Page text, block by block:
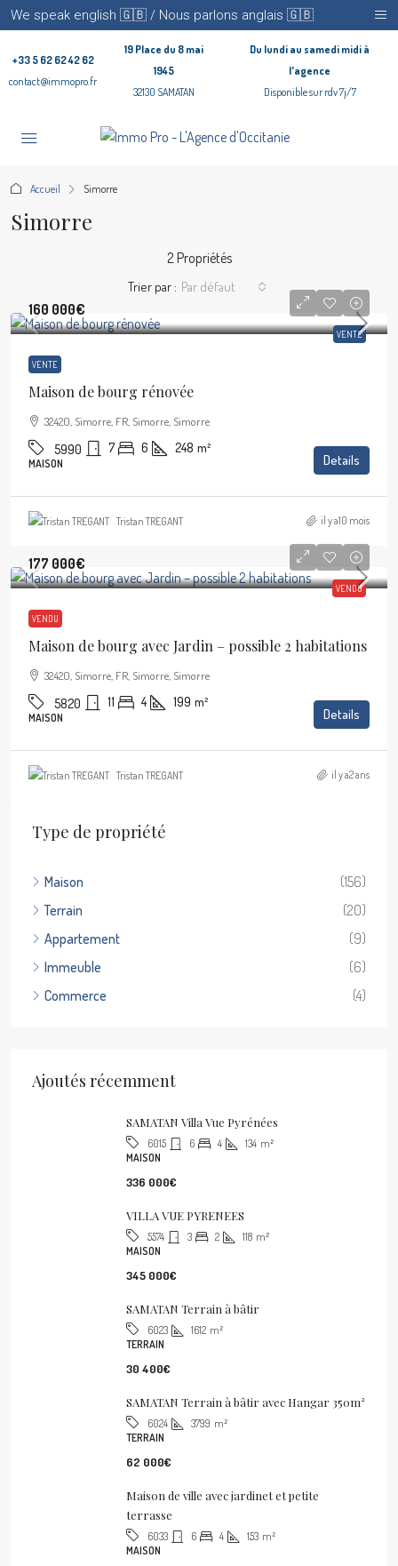
We speak english 🇬🇧 / Nous parlons anglais 🇬🇧
+33 5 62 62 42 62
contact@immopro.fr
19 Place du 8 mai
1945
32130 SAMATAN
Du lundi au samedi midi à
l'agence
Disponible sur rdv 7j/7
Accueil Simorre
Simorre
2 Propriétés
Trier par : Par défaut
VENTE
160 000€
VENTE
Maison de bourg rénovée
32420, Simorre, FR, Simorre, Simorre
5990 7 6 248 m²
MAISON Details
Tristan TREGANT il y a10 mois
VENDU
177 000€
VENDU
Maison de bourg avec Jardin – possible 2 habitations
32420, Simorre, FR, Simorre, Simorre
5820 11 4 199 m²
MAISON Details
Tristan TREGANT il y a2 ans
Type de propriété
Maison
(156)
Terrain
(20)
Appartement
(9)
Immeuble
(6)
Commerce
(4)
Ajoutés récemment
SAMATAN Villa Vue Pyrénées
6015 6 4 134 m²
MAISON
336 000€
VILLA VUE PYRENEES
5574 3 2 118 m²
MAISON
345 000€
SAMATAN Terrain à bâtir
6023 1612 m²
TERRAIN
30 400€
SAMATAN Terrain à bâtir avec Hangar 350m²
6024 3799 m²
TERRAIN
62 000€
Maison de ville avec jardinet et petite
terrasse
6033 6 4 153 m²
MAISON